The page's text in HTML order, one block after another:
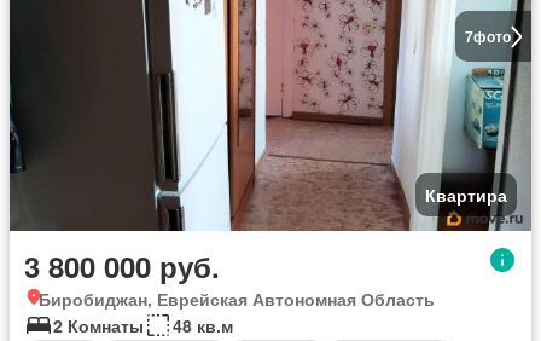
7фото
Квартира
3 800 000 руб.
Биробиджан, Еврейская Автономная Область
2 Комнаты
48 кв.м